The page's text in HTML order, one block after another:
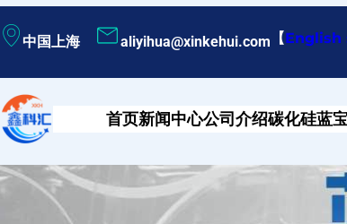
至
容
中国上海 aliyihua@xinkehui.com 【English
首页新闻中心公司介绍碳化硅蓝